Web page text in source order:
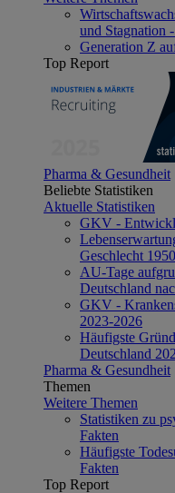
und Stagnation
Generation Z
Top Report
Pharma & Gesundheit
Beliebte Statistiken
Aktuelle Statistiken
GKV -
Geschlecht
AU-Tage
Deutschland
GKV -
2023-2026
Häufigste
Deutschland
Pharma & Gesundheit
Themen
Weitere Themen
Statistiken zu
Fakten
Häufigste
Fakten
Top Report